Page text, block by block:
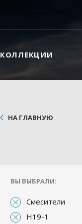
КОЛЛЕКЦИИ
НА ГЛАВНУЮ
ВЫ ВЫБРАЛИ:
Смесители
H19-1